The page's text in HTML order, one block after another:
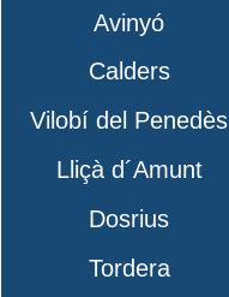
Avinyó
Calders
Vilobí del Penedès
Lliçà d´Amunt
Dosrius
Tordera